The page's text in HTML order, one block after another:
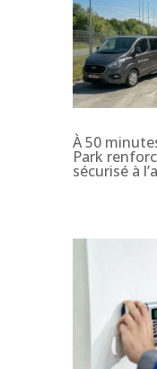
À 50
Park
sécurisé à